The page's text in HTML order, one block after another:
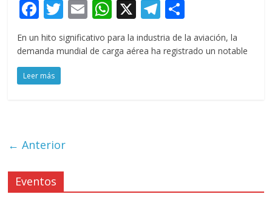
F
ac
e
b
o
T
w
itt
E
m
ai
W
at
X T
el
e
o
m
En un hito significativo para la industria de la aviación, la
demanda mundial de carga aérea ha registrado un notable
Leer más
← Anterior
Eventos